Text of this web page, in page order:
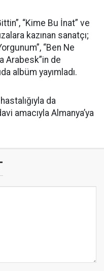
“Kime Bu İnat” ve
kazınan sanatçı;
“Ben Ne
Arabesk”in de
albüm yayımladı.
da
amacıyla Almanya’ya